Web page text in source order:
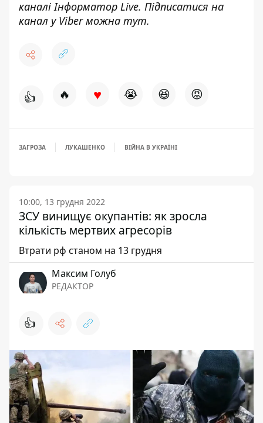
каналіІнформатор Live. Підписатися на
канал у Viber можна тут.
👍 🔥 ♥ 😭 😆 😡
ЗАГРОЗА ЛУКАШЕНКО ВІЙНА В УКРАЇНІ
10:00, 13 грудня 2022
ЗСУ винищує окупантів: як зросла
кількість мертвих агресорів
Втрати рф станом на 13 грудня
Максим Голуб
РЕДАКТОР
👍